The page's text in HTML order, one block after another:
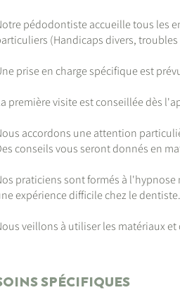
pédodontiste accueille tous les
(Handicaps divers,
prise en charge spécifique est
première visite est conseillée dès
accordons une attention
conseils vous seront donnés en
praticiens sont formés à
expérience difficile chez le dentiste.
veillons à utiliser les matériaux
SPÉCIFIQUES